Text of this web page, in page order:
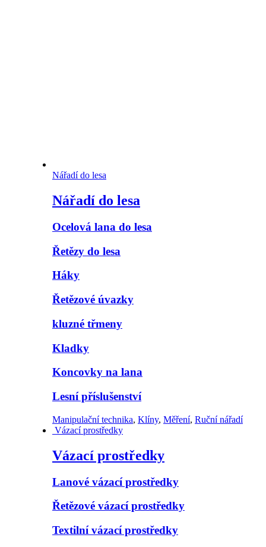
Nářadí do lesa
Nářadí do lesa
Ocelová lana do lesa
Řetězy do lesa
Háky
Řetězové úvazky
kluzné třmeny
Kladky
Koncovky na lana
Lesní příslušenství
Manipulační technika, Klíny, Měření, Ruční nářadí
Vázací prostředky
Vázací prostředky
Lanové vázací prostředky
Řetězové vázací prostředky
Textilní vázací prostředky